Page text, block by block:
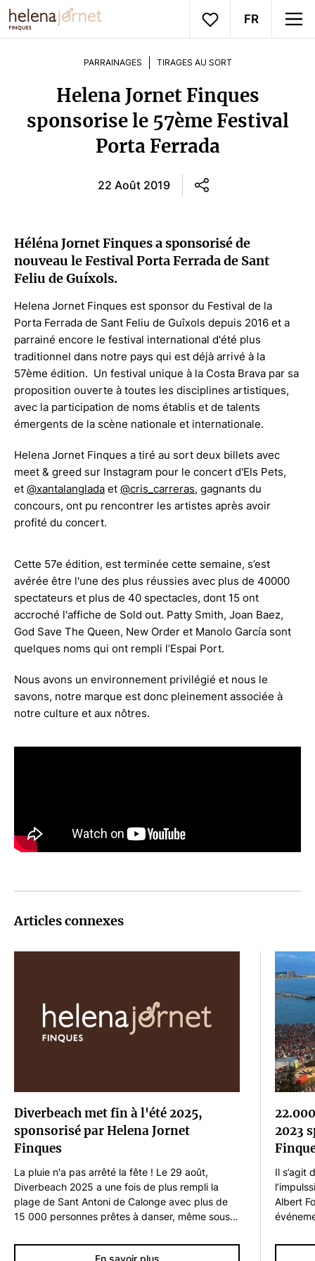
FR
PARRAINAGES TIRAGES AU SORT
Helena Jornet Finques
sponsorise le 57ème Festival
Porta Ferrada
22 Août 2019
Héléna Jornet Finques a sponsorisé de
nouveau le Festival Porta Ferrada de Sant
Feliu de Guíxols.
Helena Jornet Finques est sponsor du Festival de la
Porta Ferrada de Sant Feliu de Guîxols depuis 2016 et a
parrainé encore le festival international d'été plus
traditionnel dans notre pays qui est déjà arrivé à la
57ème édition. Un festival unique à la Costa Brava par sa
proposition ouverte à toutes les disciplines artistiques,
avec la participation de noms établis et de talents
émergents de la scène nationale et internationale.
Helena Jornet Finques a tiré au sort deux billets avec
meet & greed sur Instagram pour le concert d'Els Pets,
et @xantalanglada et @cris_carreras, gagnants du
concours, ont pu rencontrer les artistes après avoir
profité du concert.
Cette 57e édition, est terminée cette semaine, s’est
avérée être l'une des plus réussies avec plus de 40000
spectateurs et plus de 40 spectacles, dont 15 ont
accroché l'affiche de Sold out. Patty Smith, Joan Baez,
God Save The Queen, New Order et Manolo García sont
quelques noms qui ont rempli l’Espai Port.
Nous avons un environnement privilégié et nous le
savons, notre marque est donc pleinement associée à
notre culture et aux nôtres.
Articles connexes
Diverbeach met fin à l'été 2025,
sponsorisé par Helena Jornet
Finques
La pluie n'a pas arrêté la fête ! Le 29 août,
Diverbeach 2025 a une fois de plus rempli la
plage de Sant Antoni de Calonge avec plus de
15 000 personnes prêtes à danser, même sous
a sponsorisé la fête de fin d'été la plus folle de la
En savoir plus
2023
Il s’agit
Albert
pour se